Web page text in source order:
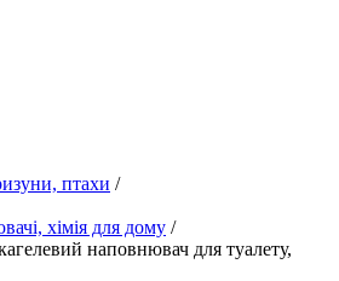
птахи /
хімія для дому /
наповнювач для туалету,